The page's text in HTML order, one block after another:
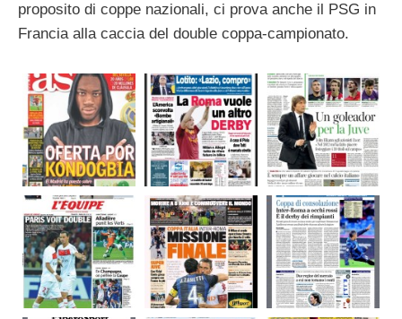
proposito di coppe nazionali, ci prova anche il PSG in
Francia alla caccia del double coppa-campionato.